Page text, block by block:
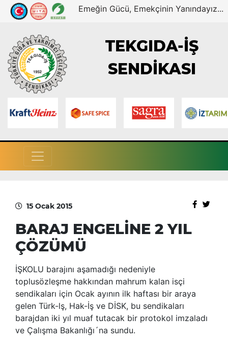
Emeğin Gücü, Emekçinin Yanındayız...
TEKGIDA-İŞ
SENDİKASI
15 Ocak 2015
BARAJ ENGELİNE 2 YIL
ÇÖZÜMÜ
İŞKOLU barajını aşamadığı nedeniyle
toplusözleşme hakkından mahrum kalan isçi
sendikaları için Ocak ayının ilk haftası bir araya
gelen Türk-lş, Hak-İş ve DİSK, bu sendikaları
barajdan iki yıl muaf tutacak bir protokol imzaladı
ve Çalışma Bakanlığı´na sundu.